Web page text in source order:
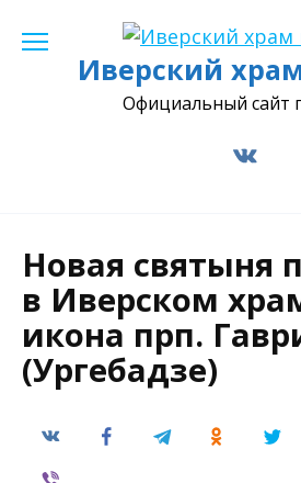
содержаниюИверский
Официальный сайт
Новая святыня
в Иверском
икона прп.
(Ургебадзе)